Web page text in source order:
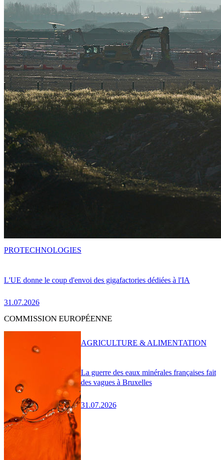
L'UE donne le coup d'envoi des gigafactories dédiées à l'IA
31.07.2026
PROTECHNOLOGIES
COMMISSION EUROPÉENNE
La guerre des eaux minérales françaises fait
des vagues à Bruxelles
31.07.2026
AGRICULTURE & ALIMENTATION